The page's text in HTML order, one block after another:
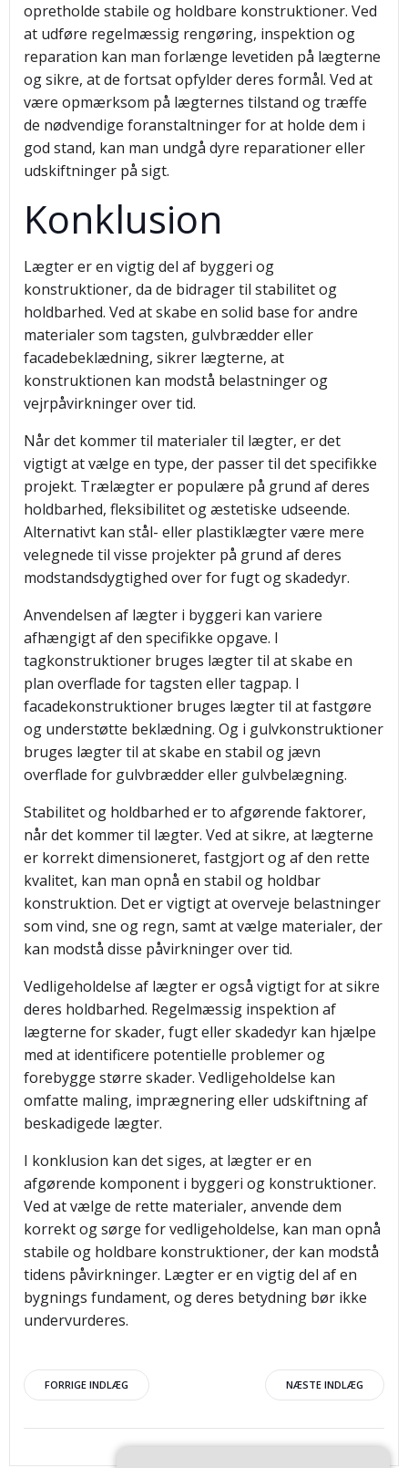
opretholde stabile og holdbare konstruktioner. Ved
at udføre regelmæssig rengøring, inspektion og
reparation kan man forlænge levetiden på lægterne
og sikre, at de fortsat opfylder deres formål. Ved at
være opmærksom på lægternes tilstand og træffe
de nødvendige foranstaltninger for at holde dem i
god stand, kan man undgå dyre reparationer eller
udskiftninger på sigt.
Konklusion
Lægter er en vigtig del af byggeri og
konstruktioner, da de bidrager til stabilitet og
holdbarhed. Ved at skabe en solid base for andre
materialer som tagsten, gulvbrædder eller
facadebeklædning, sikrer lægterne, at
konstruktionen kan modstå belastninger og
vejrpåvirkninger over tid.
Når det kommer til materialer til lægter, er det
vigtigt at vælge en type, der passer til det specifikke
projekt. Trælægter er populære på grund af deres
holdbarhed, fleksibilitet og æstetiske udseende.
Alternativt kan stål- eller plastiklægter være mere
velegnede til visse projekter på grund af deres
modstandsdygtighed over for fugt og skadedyr.
Anvendelsen af lægter i byggeri kan variere
afhængigt af den specifikke opgave. I
tagkonstruktioner bruges lægter til at skabe en
plan overflade for tagsten eller tagpap. I
facadekonstruktioner bruges lægter til at fastgøre
og understøtte beklædning. Og i gulvkonstruktioner
bruges lægter til at skabe en stabil og jævn
overflade for gulvbrædder eller gulvbelægning.
Stabilitet og holdbarhed er to afgørende faktorer,
når det kommer til lægter. Ved at sikre, at lægterne
er korrekt dimensioneret, fastgjort og af den rette
kvalitet, kan man opnå en stabil og holdbar
konstruktion. Det er vigtigt at overveje belastninger
som vind, sne og regn, samt at vælge materialer, der
kan modstå disse påvirkninger over tid.
Vedligeholdelse af lægter er også vigtigt for at sikre
deres holdbarhed. Regelmæssig inspektion af
lægterne for skader, fugt eller skadedyr kan hjælpe
med at identificere potentielle problemer og
forebygge større skader. Vedligeholdelse kan
omfatte maling, imprægnering eller udskiftning af
beskadigede lægter.
I konklusion kan det siges, at lægter er en
afgørende komponent i byggeri og konstruktioner.
Ved at vælge de rette materialer, anvende dem
korrekt og sørge for vedligeholdelse, kan man opnå
stabile og holdbare konstruktioner, der kan modstå
tidens påvirkninger. Lægter er en vigtig del af en
bygnings fundament, og deres betydning bør ikke
undervurderes.
Indlægsnavigation
FORRIGE INDLÆG NÆSTE INDLÆG